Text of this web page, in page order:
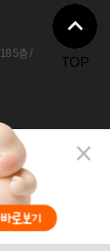
TOP
카톡상담
5층 /